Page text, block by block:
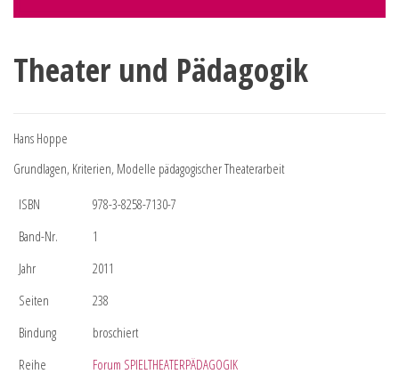
Theater und Pädagogik
Hans Hoppe
Grundlagen, Kriterien, Modelle pädagogischer Theaterarbeit
ISBN
978-3-8258-7130-7
Band-Nr.
1
Jahr
2011
Seiten
238
Bindung
broschiert
Reihe
Forum SPIELTHEATERPÄDAGOGIK